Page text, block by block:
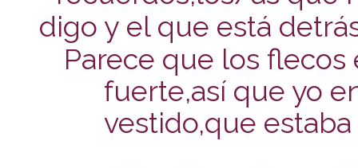
digo y el que está
Parece que los
fuerte,así que yo
vestido,que